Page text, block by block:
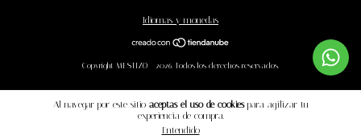
Al navegar por este sitio aceptas el uso de cookiespara agilizar tu
experiencia de compra.
Entendido
Idiomas y monedas
Copyright MESTIZO - 2026. Todos los derechos reservados.